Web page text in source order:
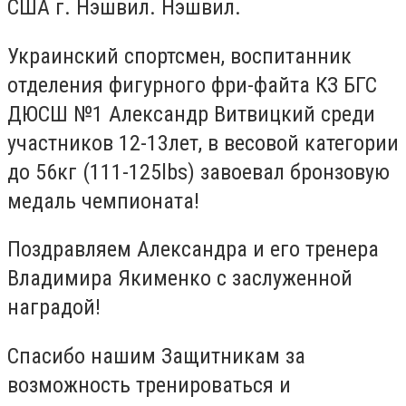
США г. Нэшвил. Нэшвил.
Украинский спортсмен, воспитанник
отделения фигурного фри-файта КЗ БГС
ДЮСШ №1 Александр Витвицкий среди
участников 12-13лет, в весовой категории
до 56кг (111-125lbs) завоевал бронзовую
медаль чемпионата!
Поздравляем Александра и его тренера
Владимира Якименко с заслуженной
наградой!
Спасибо нашим Защитникам за
возможность тренироваться и